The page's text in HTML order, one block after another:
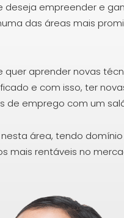
deseja empreender e
das áreas mais
quer aprender novas
e com isso, ter
de emprego com um
área, tendo
mais rentáveis no